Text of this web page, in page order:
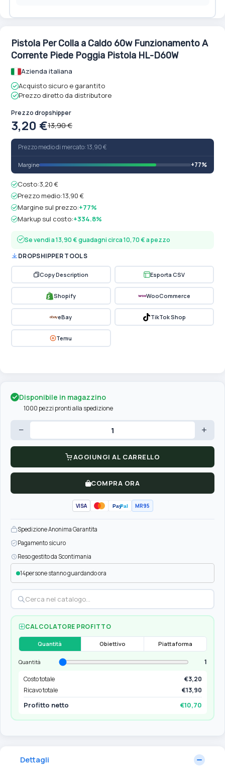
Pistola Per Colla a Caldo 60w Funzionamento A
Corrente Piede Poggia Pistola HL-D60W
Azienda italiana
Acquisto sicuro e garantito
Prezzo diretto da distributore
Prezzo dropshipper
3,20 €13,90 €
Prezzo medio di mercato: 13,90 €
Margine +77%
Costo:3,20 €
Prezzo medio:13,90 €
Margine sul prezzo:+77%
Markup sul costo:+334.8%
Se vendi a 13,90 € guadagni circa 10,70 € a pezzo
DROPSHIPPER TOOLS
Copy Description Esporta CSV
Shopify WooCommerce
eBay TikTok Shop
Temu
Disponibile in magazzino
1000 pezzi pronti alla spedizione
− +
AGGIUNGI AL CARRELLO
COMPRA ORA
VISA PayPal MR95
Spedizione Anonima Garantita
Pagamento sicuro
Reso gestito da Scontimania
14persone stanno guardando ora
CALCOLATORE PROFITTO
Quantità Obiettivo Piattaforma
Quantità
1
Costo totale
€3,20
Ricavo totale
€13,90
Profitto netto €10,70
Dettagli